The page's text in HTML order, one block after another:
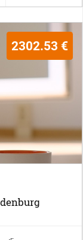
2302.53 €